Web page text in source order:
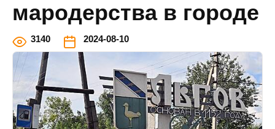
мародерства в городе
3140 2024-08-10